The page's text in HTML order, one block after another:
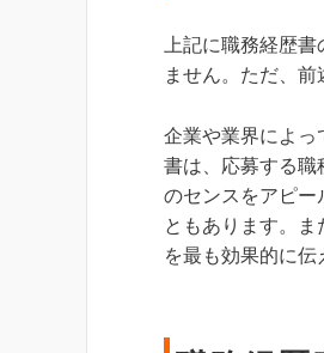
上記に職務経歴
ません。ただ、
企業や業界によっ
書は、応募する職
のセンスをアピー
ともあります。
を最も効果的に伝